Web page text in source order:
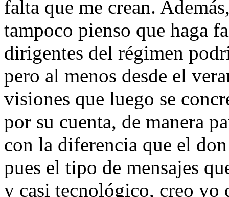
falta que me crean.
tampoco pienso que haga
dirigentes del régimen
pero al menos desde el
visiones que luego se
por su cuenta, de manera
con la diferencia que el
pues el tipo de mensajes
y casi tecnológico, creo yo